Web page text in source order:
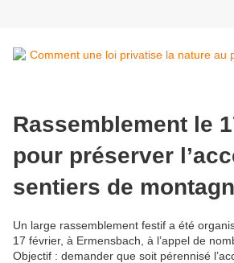
Rassemblement le
pour préserver
sentiers de
Un large rassemblement festif a été
17 février, à Ermensbach, à l’appel de
Objectif : demander que soit pérennisé